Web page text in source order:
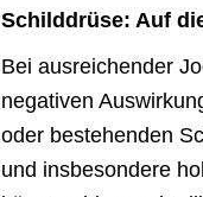
Schilddrüse: Auf
Bei ausreichender
negativen
oder bestehenden
und insbesondere